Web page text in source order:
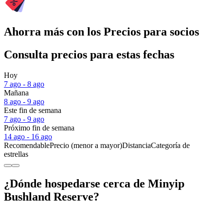
Ahorra más con los Precios para socios
Consulta precios para estas fechas
Hoy
7 ago - 8 ago
Mañana
8 ago - 9 ago
Este fin de semana
7 ago - 9 ago
Próximo fin de semana
14 ago - 16 ago
RecomendablePrecio (menor a mayor)DistanciaCategoría de
estrellas
¿Dónde hospedarse cerca de Minyip
Bushland Reserve?